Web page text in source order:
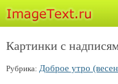
Картинки с
Рубрика: Доброе утро